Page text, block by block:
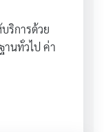
ริการด้วย
านทั่วไป ค่า